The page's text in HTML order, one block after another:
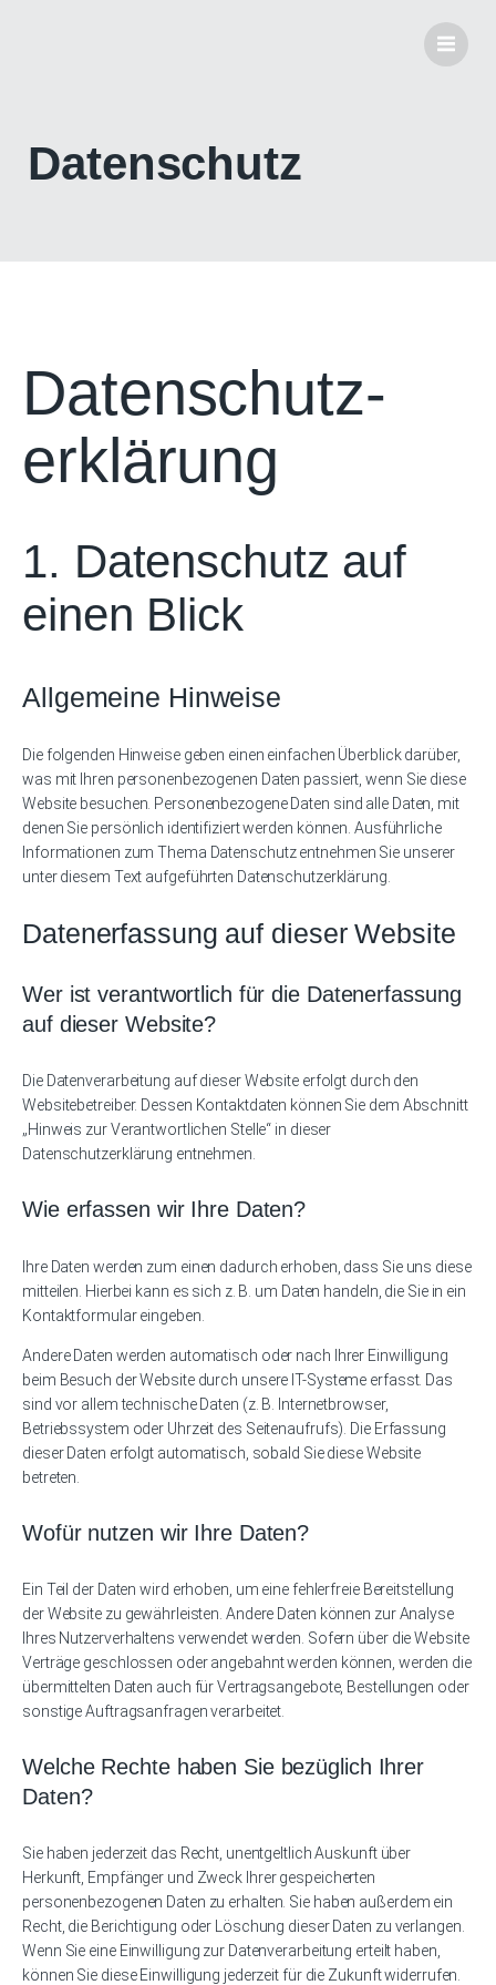
Datenschutz
Datenschutz­
erklärung
1. Datenschutz auf
einen Blick
Allgemeine Hinweise
Die folgenden Hinweise geben einen einfachen Überblick darüber,
was mit Ihren personenbezogenen Daten passiert, wenn Sie diese
Website besuchen. Personenbezogene Daten sind alle Daten, mit
denen Sie persönlich identifiziert werden können. Ausführliche
Informationen zum Thema Datenschutz entnehmen Sie unserer
unter diesem Text aufgeführten Datenschutzerklärung.
Datenerfassung auf dieser Website
Wer ist verantwortlich für die Datenerfassung
auf dieser Website?
Die Datenverarbeitung auf dieser Website erfolgt durch den
Websitebetreiber. Dessen Kontaktdaten können Sie dem Abschnitt
„Hinweis zur Verantwortlichen Stelle“ in dieser
Datenschutzerklärung entnehmen.
Wie erfassen wir Ihre Daten?
Ihre Daten werden zum einen dadurch erhoben, dass Sie uns diese
mitteilen. Hierbei kann es sich z. B. um Daten handeln, die Sie in ein
Kontaktformular eingeben.
Andere Daten werden automatisch oder nach Ihrer Einwilligung
beim Besuch der Website durch unsere IT-Systeme erfasst. Das
sind vor allem technische Daten (z. B. Internetbrowser,
Betriebssystem oder Uhrzeit des Seitenaufrufs). Die Erfassung
dieser Daten erfolgt automatisch, sobald Sie diese Website
betreten.
Wofür nutzen wir Ihre Daten?
Ein Teil der Daten wird erhoben, um eine fehlerfreie Bereitstellung
der Website zu gewährleisten. Andere Daten können zur Analyse
Ihres Nutzerverhaltens verwendet werden. Sofern über die Website
Verträge geschlossen oder angebahnt werden können, werden die
übermittelten Daten auch für Vertragsangebote, Bestellungen oder
sonstige Auftragsanfragen verarbeitet.
Welche Rechte haben Sie bezüglich Ihrer
Daten?
Sie haben jederzeit das Recht, unentgeltlich Auskunft über
Herkunft, Empfänger und Zweck Ihrer gespeicherten
personenbezogenen Daten zu erhalten. Sie haben außerdem ein
Recht, die Berichtigung oder Löschung dieser Daten zu verlangen.
Wenn Sie eine Einwilligung zur Datenverarbeitung erteilt haben,
können Sie diese Einwilligung jederzeit für die Zukunft widerrufen.